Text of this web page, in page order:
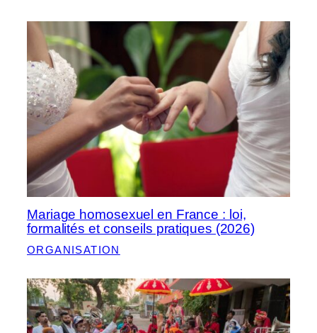
Mariage homosexuel en France : loi,
formalités et conseils pratiques (2026)
ORGANISATION